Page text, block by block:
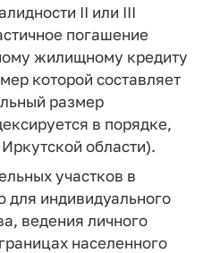
II или III
погашение
жилищному кредиту
которой составляет
размер
в порядке,
области).
участков в
для индивидуального
ведения личного
населенного